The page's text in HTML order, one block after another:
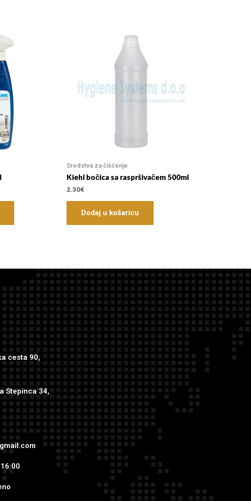
Sredstva za čišćenje
Kiehl bočica sa raspršivačem 500ml
2.30€
Dodaj u košaricu
cesta 90,
Stepinca 34,